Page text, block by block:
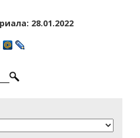
28.01.2022